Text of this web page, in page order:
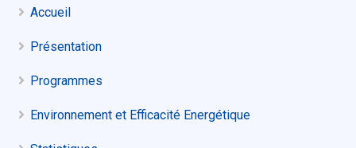
Accueil
Présentation
Programmes
Environnement et Efficacité Energétique